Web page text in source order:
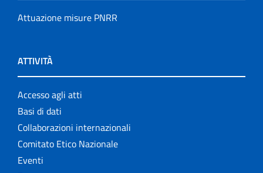
Attuazione misure PNRR
ATTIVITÀ
Accesso agli atti
Basi di dati
Collaborazioni internazionali
Comitato Etico Nazionale
Eventi